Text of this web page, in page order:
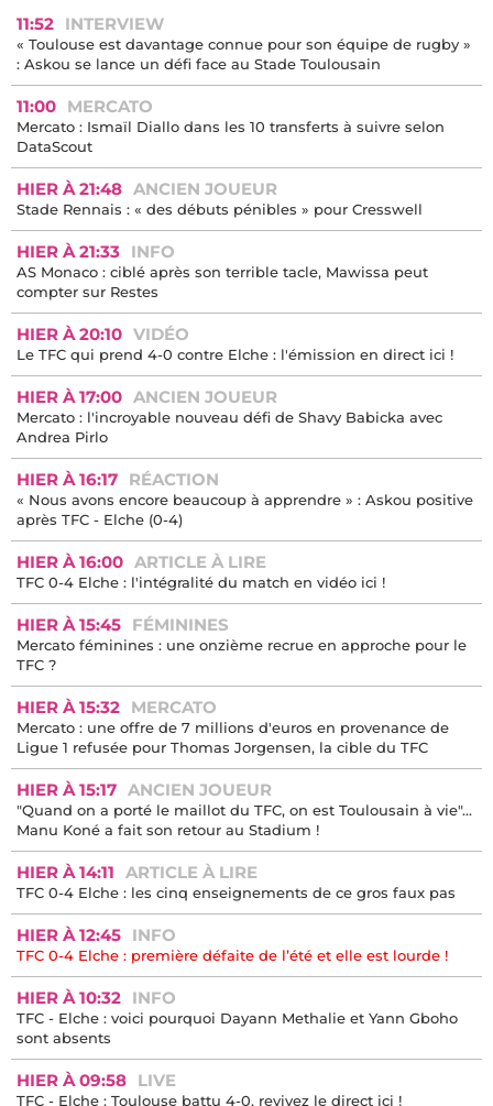
11:52 INTERVIEW
« Toulouse est davantage connue pour son équipe de rugby »
: Askou se lance un défi face au Stade Toulousain
11:00 MERCATO
Mercato : Ismaïl Diallo dans les 10 transferts à suivre selon
DataScout
HIER À 21:48 ANCIEN JOUEUR
Stade Rennais : « des débuts pénibles » pour Cresswell
HIER À 21:33 INFO
AS Monaco : ciblé après son terrible tacle, Mawissa peut
compter sur Restes
HIER À 20:10 VIDÉO
Le TFC qui prend 4-0 contre Elche : l'émission en direct ici !
HIER À 17:00 ANCIEN JOUEUR
Mercato : l'incroyable nouveau défi de Shavy Babicka avec
Andrea Pirlo
HIER À 16:17 RÉACTION
« Nous avons encore beaucoup à apprendre » : Askou positive
après TFC - Elche (0-4)
HIER À 16:00 ARTICLE À LIRE
TFC 0-4 Elche : l'intégralité du match en vidéo ici !
HIER À 15:45 FÉMININES
Mercato féminines : une onzième recrue en approche pour le
TFC ?
HIER À 15:32 MERCATO
Mercato : une offre de 7 millions d'euros en provenance de
Ligue 1 refusée pour Thomas Jorgensen, la cible du TFC
HIER À 15:17 ANCIEN JOUEUR
"Quand on a porté le maillot du TFC, on est Toulousain à vie"...
Manu Koné a fait son retour au Stadium !
HIER À 14:11 ARTICLE À LIRE
TFC 0-4 Elche : les cinq enseignements de ce gros faux pas
HIER À 12:45 INFO
TFC 0-4 Elche : première défaite de l’été et elle est lourde !
HIER À 10:32 INFO
TFC - Elche : voici pourquoi Dayann Methalie et Yann Gboho
sont absents
HIER À 09:58 LIVE
TFC - Elche : Toulouse battu 4-0, revivez le direct ici !